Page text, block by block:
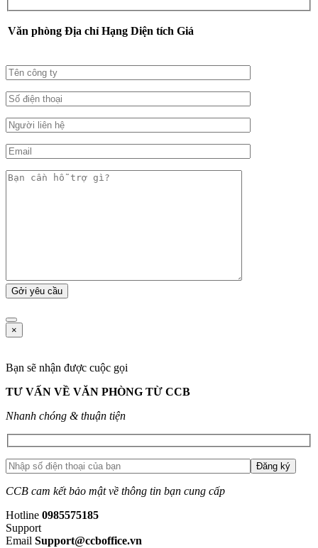
Văn phòng Địa chỉ Hạng Diện tích Giá
×
Bạn sẽ nhận được cuộc gọi
TƯ VẤN VỀ VĂN PHÒNG TỪ CCB
Nhanh chóng & thuận tiện
CCB cam kết bảo mật về thông tin bạn cung cấp
Hotline 0985575185
Support
Email Support@ccboffice.vn